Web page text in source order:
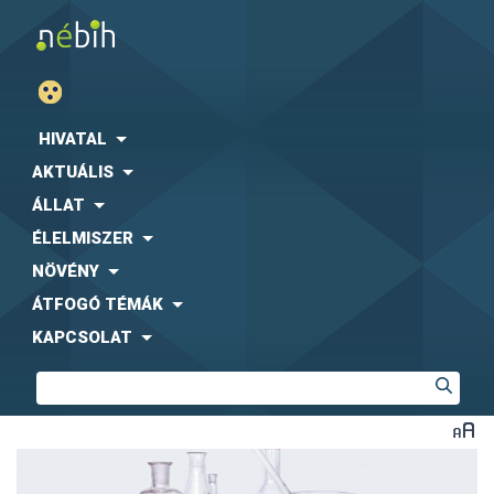
HIVATAL
AKTUÁLIS
ÁLLAT
ÉLELMISZER
NÖVÉNY
ÁTFOGÓ TÉMÁK
KAPCSOLAT